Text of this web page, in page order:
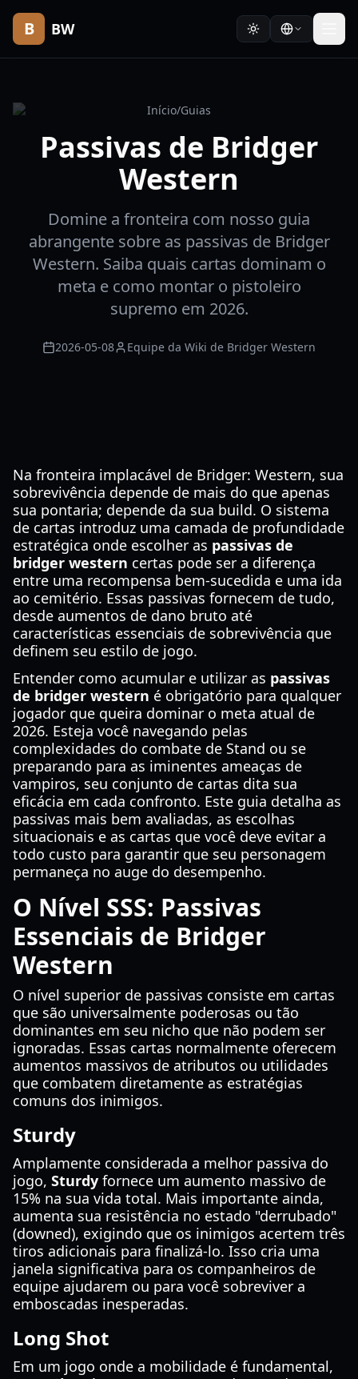
B BW
Início/Guias
Passivas de Bridger
Western
Domine a fronteira com nosso guia
abrangente sobre as passivas de Bridger
Western. Saiba quais cartas dominam o
meta e como montar o pistoleiro
supremo em 2026.
2026-05-08 Equipe da Wiki de Bridger Western
Na fronteira implacável de Bridger: Western, sua
sobrevivência depende de mais do que apenas
sua pontaria; depende da sua build. O sistema
de cartas introduz uma camada de profundidade
estratégica onde escolher as passivas de
bridger western certas pode ser a diferença
entre uma recompensa bem-sucedida e uma ida
ao cemitério. Essas passivas fornecem de tudo,
desde aumentos de dano bruto até
características essenciais de sobrevivência que
definem seu estilo de jogo.
Entender como acumular e utilizar as passivas
de bridger western é obrigatório para qualquer
jogador que queira dominar o meta atual de
2026. Esteja você navegando pelas
complexidades do combate de Stand ou se
preparando para as iminentes ameaças de
vampiros, seu conjunto de cartas dita sua
eficácia em cada confronto. Este guia detalha as
passivas mais bem avaliadas, as escolhas
situacionais e as cartas que você deve evitar a
todo custo para garantir que seu personagem
permaneça no auge do desempenho.
O Nível SSS: Passivas
Essenciais de Bridger
Western
O nível superior de passivas consiste em cartas
que são universalmente poderosas ou tão
dominantes em seu nicho que não podem ser
ignoradas. Essas cartas normalmente oferecem
aumentos massivos de atributos ou utilidades
que combatem diretamente as estratégias
comuns dos inimigos.
Sturdy
Amplamente considerada a melhor passiva do
jogo, Sturdy fornece um aumento massivo de
15% na sua vida total. Mais importante ainda,
aumenta sua resistência no estado "derrubado"
(downed), exigindo que os inimigos acertem três
tiros adicionais para finalizá-lo. Isso cria uma
janela significativa para os companheiros de
equipe ajudarem ou para você sobreviver a
emboscadas inesperadas.
Long Shot
Em um jogo onde a mobilidade é fundamental,